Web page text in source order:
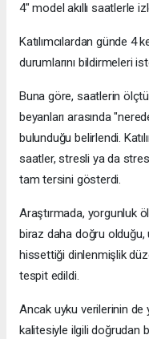
4" model akıllı saatlerle
Katılımcılardan günde 4
durumlarını bildirmeleri
Buna göre, saatlerin
beyanları arasında
bulunduğu belirlendi.
saatler, stresli ya da
tam tersini gösterdi.
Araştırmada, yorgunluk
biraz daha doğru olduğu,
hissettiği dinlenmişlik
tespit edildi.
Ancak uyku verilerinin de
kalitesiyle ilgili doğrudan